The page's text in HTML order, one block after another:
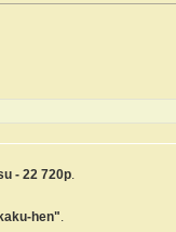
- 22 720p.
hen".